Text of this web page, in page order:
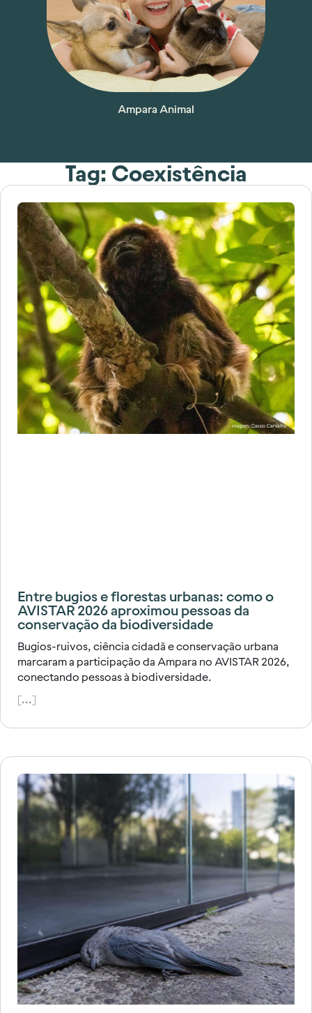
Ampara Animal
Tag: Coexistência
Entre bugios e florestas urbanas: como o
AVISTAR 2026 aproximou pessoas da
conservação da biodiversidade
Bugios-ruivos, ciência cidadã e conservação urbana
marcaram a participação da Ampara no AVISTAR 2026,
conectando pessoas à biodiversidade.
[...]